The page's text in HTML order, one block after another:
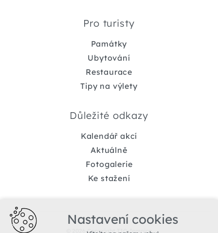
Pro turisty
Památky
Ubytování
Restaurace
Tipy na výlety
Důležité odkazy
Kalendář akcí
Aktuálně
Fotogalerie
Ke stažení
© 2026 Copyright TIC Jemnice
Nastavení cookies